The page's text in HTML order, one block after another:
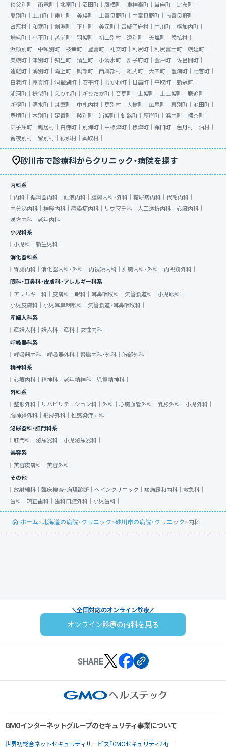
秩父別町｜ 雨竜町｜ 北竜町｜ 沼田町｜ 鷹栖町｜ 東神楽町｜ 当麻町｜ 比布町｜
愛別町｜ 上川町｜ 東川町｜ 美瑛町｜ 上富良野町｜ 中富良野町｜ 南富良野町｜
占冠村｜ 和寒町｜ 剣淵町｜ 下川町｜ 美深町｜ 音威子府村｜ 中川町｜ 幌加内町｜
増毛町｜ 小平町｜ 苫前町｜ 羽幌町｜ 初山別村｜ 遠別町｜ 天塩町｜ 猿払村｜
浜頓別町｜ 中頓別町｜ 枝幸町｜ 豊富町｜ 礼文町｜ 利尻町｜ 利尻富士町｜ 幌延町｜
美幌町｜ 津別町｜ 斜里町｜ 清里町｜ 小清水町｜ 訓子府町｜ 置戸町｜ 佐呂間町｜
遠軽町｜ 湧別町｜ 滝上町｜ 興部町｜ 西興部村｜ 雄武町｜ 大空町｜ 豊浦町｜ 壮瞥町｜
白老町｜ 厚真町｜ 洞爺湖町｜ 安平町｜ むかわ町｜ 日高町｜ 平取町｜ 新冠町｜
浦河町｜ 様似町｜ えりも町｜ 新ひだか町｜ 音更町｜ 士幌町｜ 上士幌町｜ 鹿追町｜
新得町｜ 清水町｜ 芽室町｜ 中札内村｜ 更別村｜ 大樹町｜ 広尾町｜ 幕別町｜ 池田町｜
豊頃町｜ 本別町｜ 足寄町｜ 陸別町｜ 浦幌町｜ 釧路町｜ 厚岸町｜ 浜中町｜ 標茶町｜
弟子屈町｜ 鶴居村｜ 白糠町｜ 別海町｜ 中標津町｜ 標津町｜ 羅臼町｜ 色丹村｜ 泊村｜
留夜別村｜ 留別村｜ 紗那村｜ 蘂取村｜
砂川市で診療科からクリニック・病院を探す
内科系
内科｜ 循環器内科｜ 血液内科｜ 腫瘍内科・外科｜ 糖尿病内科｜ 代謝内科｜
内分泌内科｜ 神経内科｜ 感染症内科｜ リウマチ科｜ 人工透析内科｜ 心臓内科｜
漢方内科｜ 老年内科｜
小児科系
小児科｜ 新生児科｜
消化器科系
胃腸内科｜ 消化器内科・外科｜ 内視鏡内科｜ 肝臓内科・外科｜ 内視鏡外科｜
眼科・耳鼻科・皮膚科・アレルギー科系
アレルギー科｜ 皮膚科｜ 眼科｜ 耳鼻咽喉科｜ 気管食道科｜ 小児眼科｜
小児皮膚科｜ 小児耳鼻咽喉科｜ 気管食道・耳鼻咽喉科｜
産婦人科系
産婦人科｜ 婦人科｜ 産科｜ 女性内科｜
呼吸器科系
呼吸器内科｜ 呼吸器外科｜ 腎臓内科・外科｜ 胸部外科｜
精神科系
心療内科｜ 精神科｜ 老年精神科｜ 児童精神科｜
外科系
整形外科｜
リハビリテーション科｜ 外科｜ 心臓血管外科｜ 乳腺外科｜ 小児外科｜
脳神経外科｜ 形成外科｜ 性感染症内科｜
泌尿器科・肛門科系
肛門科｜ 泌尿器科｜ 小児泌尿器科｜
美容系
美容皮膚科｜ 美容外科｜
その他
放射線科｜ 臨床検査・病理診断｜ ペインクリニック｜ 疼痛緩和内科｜ 救急科｜
歯科｜ 矯正歯科｜ 歯科口腔外科｜ 小児歯科｜
ホーム>北海道の病院・クリニック>砂川市の病院・クリニック>内科
全国対応のオンライン診療
オンライン診療の内科を見る
SHARE
GMOインターネットグループのセキュリティ事業について
世界初総合ネットセキュリティサービス「GMOセキュリティ24」